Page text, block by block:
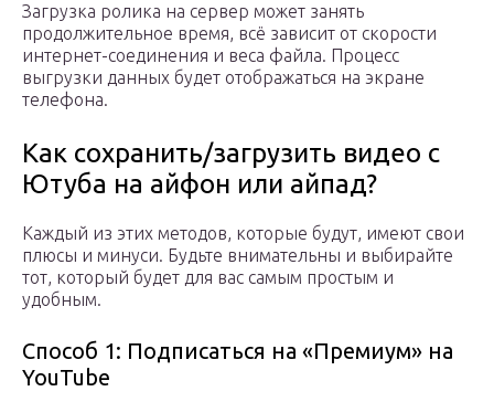
Загрузка ролика на сервер может занять
продолжительное время, всё зависит от скорости
интернет-соединения и веса файла. Процесс
выгрузки данных будет отображаться на экране
телефона.
Как сохранить/загрузить видео с
Ютуба на айфон или айпад?
Каждый из этих методов, которые будут, имеют свои
плюсы и минуси. Будьте внимательны и выбирайте
тот, который будет для вас самым простым и
удобным.
Способ 1: Подписаться на «Премиум» на
YouTube